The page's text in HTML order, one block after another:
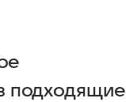
подходящие